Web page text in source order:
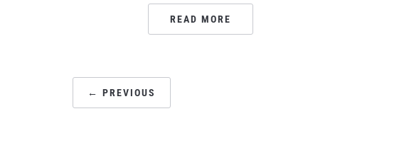
READ MORE
PAGINATION
DES
← PREVIOUS